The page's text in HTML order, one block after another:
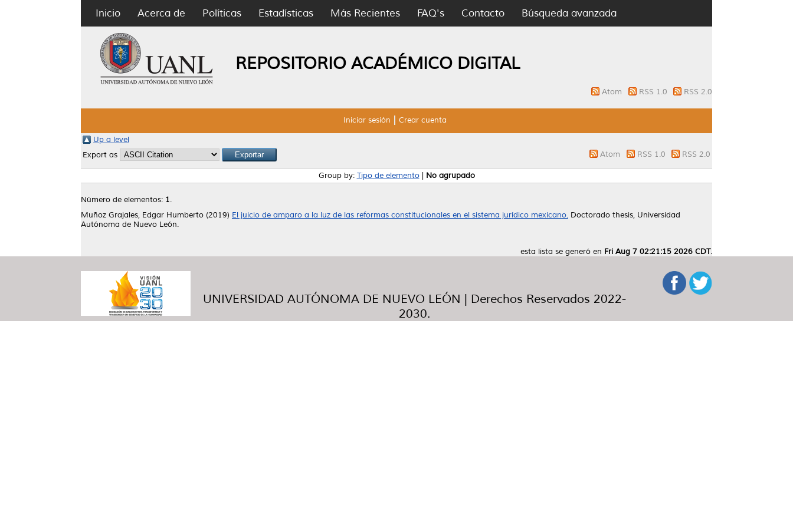
Inicio Acerca de Políticas Estadísticas Más Recientes FAQ's Contacto Búsqueda avanzada
REPOSITORIO ACADÉMICO DIGITAL
Atom RSS 1.0 RSS 2.0
Iniciar sesión Crear cuenta
Up a level
Export as
Atom RSS 1.0 RSS 2.0
Group by: Tipo de elemento| No agrupado
Número de elementos: 1.
Muñoz Grajales, Edgar Humberto (2019) El juicio de amparo a la luz de las reformas constitucionales en el sistema jurídico mexicano. Doctorado thesis, Universidad
Autónoma de Nuevo León.
esta lista se generó en Fri Aug 7 02:21:15 2026 CDT.
UNIVERSIDAD AUTÓNOMA DE NUEVO LEÓN | Derechos Reservados 2022-
2030.